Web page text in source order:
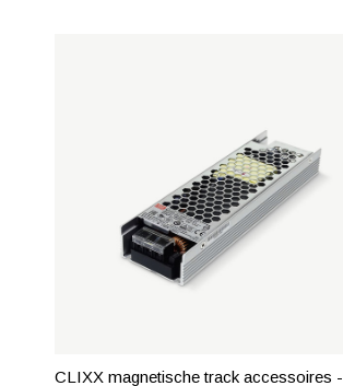
CLIXX magnetische track accessoires -